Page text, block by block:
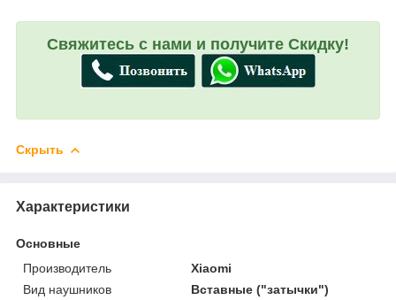
Свяжитесь с нами и получите Скидку!
Скрыть
Характеристики
Основные
Производитель
Xiaomi
Вид наушников
Вставные ("затычки")